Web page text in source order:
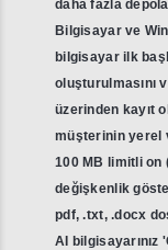
daha fazla
Bilgisayar ve
bilgisayar ilk
oluşturulmasını
üzerinden kayıt
müşterinin yerel
100 MB limitli on
değişkenlik
pdf, .txt, .docx
AI bilgisayarınız